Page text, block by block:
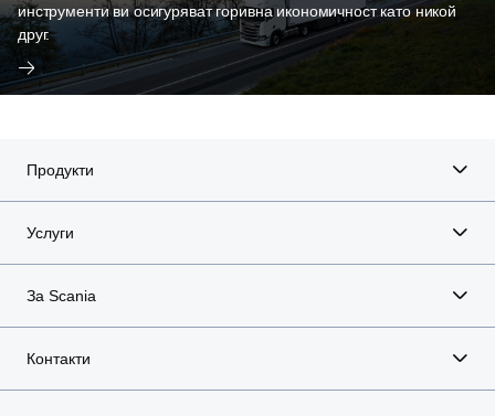
инструменти ви осигуряват горивна икономичност като никой
друг.
Продукти
Услуги
За Scania
Контакти